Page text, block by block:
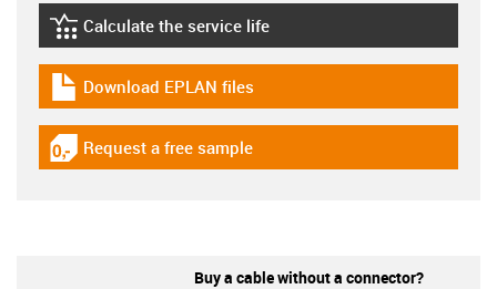
igus-icon-lebensdauerrechner
Calculate the service life
igus-icon-download-plan
Download EPLAN files
igus-icon-gratismuster
Request a free sample
Buy a cable without a connector?